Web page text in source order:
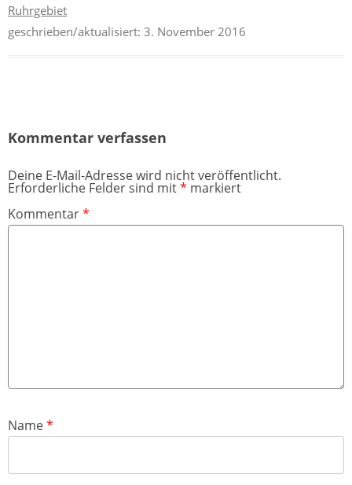
Ruhrgebiet
geschrieben/aktualisiert: 3. November 2016
Kommentar verfassen
Deine E-Mail-Adresse wird nicht veröffentlicht.
Erforderliche Felder sind mit* markiert
Kommentar*
Name*